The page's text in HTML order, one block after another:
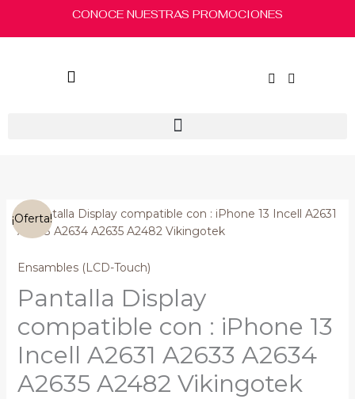
CONOCE NUESTRAS PROMOCIONES
¡Oferta!
Ensambles (LCD-Touch)
Pantalla Display
compatible con : iPhone 13
Incell A2631 A2633 A2634
A2635 A2482 Vikingotek
El
precio
era:
El
precio
Pantalla
Display
con
iPhone
Incell
A2631
A2634